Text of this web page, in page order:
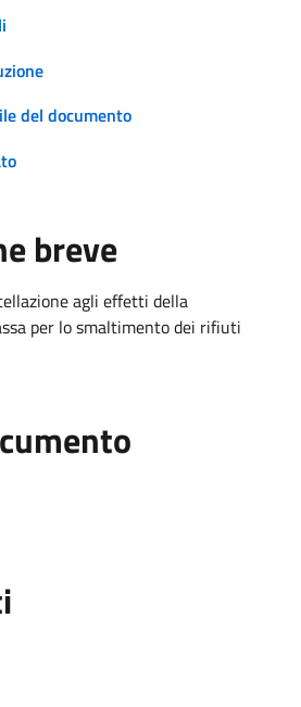
del documento
breve
agli effetti della
per lo smaltimento dei rifiuti